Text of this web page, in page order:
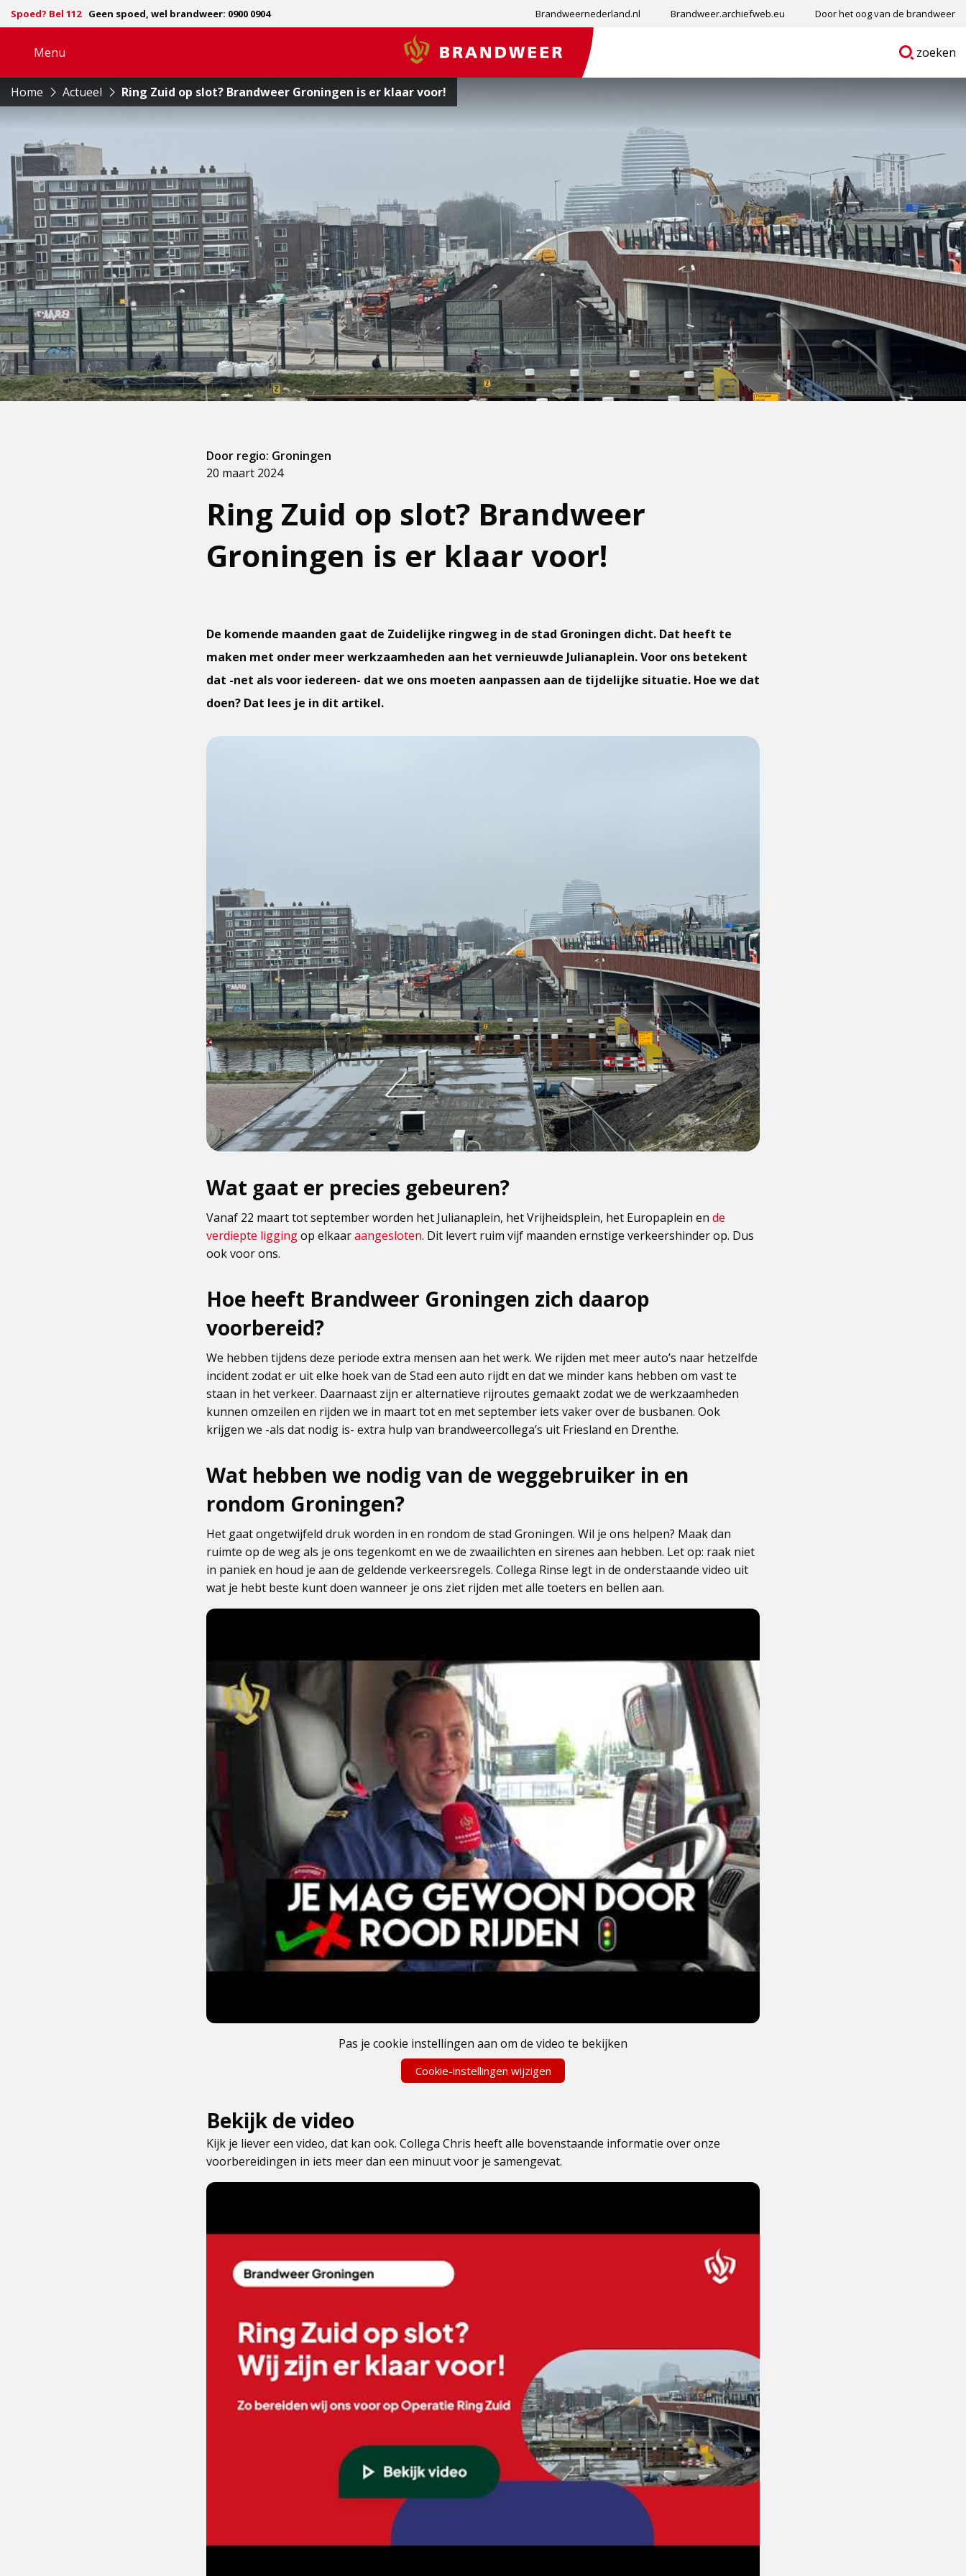
Spoed? Bel 112 Geen spoed, wel brandweer: 0900 0904 Brandweernederland.nl Brandweer.archiefweb.eu Door het oog van de brandweer
Menu
navigatie
Brandweer
Ga
zoeken
Home Actueel Ring Zuid op slot? Brandweer Groningen is er klaar voor!
Ring Zuid op slot? Brandweer
Groningen is er klaar voor!
20 maart 2024
Door regio: Groningen
De komende maanden gaat de Zuidelijke ringweg in de stad Groningen dicht. Dat heeft te
maken met onder meer werkzaamheden aan het vernieuwde Julianaplein. Voor ons betekent
dat -net als voor iedereen- dat we ons moeten aanpassen aan de tijdelijke situatie. Hoe we dat
doen? Dat lees je in dit artikel.
Wat gaat er precies gebeuren?
Vanaf 22 maart tot september worden het Julianaplein, het Vrijheidsplein, het Europaplein en de
verdiepte liggingop elkaaraangesloten. Dit levert ruim vijf maanden ernstige verkeershinder op. Dus
ook voor ons.
Hoe heeft Brandweer Groningen zich daarop
voorbereid?
We hebben tijdens deze periode extra mensen aan het werk. We rijden met meer auto’s naar hetzelfde
incident zodat er uit elke hoek van de Stad een auto rijdt en dat we minder kans hebben om vast te
staan in het verkeer. Daarnaast zijn er alternatieve rijroutes gemaakt zodat we de werkzaamheden
kunnen omzeilen en rijden we in maart tot en met september iets vaker over de busbanen. Ook
krijgen we -als dat nodig is- extra hulp van brandweercollega’s uit Friesland en Drenthe.
Wat hebben we nodig van de weggebruiker in en
rondom Groningen?
Het gaat ongetwijfeld druk worden in en rondom de stad Groningen. Wil je ons helpen? Maak dan
ruimte op de weg als je ons tegenkomt en we de zwaailichten en sirenes aan hebben. Let op: raak niet
in paniek en houd je aan de geldende verkeersregels. Collega Rinse legt in de onderstaande video uit
wat je hebt beste kunt doen wanneer je ons ziet rijden met alle toeters en bellen aan.
Pas je cookie instellingen aan om de video te bekijken
Cookie-instellingen wijzigen
Bekijk de video
Kijk je liever een video, dat kan ook. Collega Chris heeft alle bovenstaande informatie over onze
voorbereidingen in iets meer dan een minuut voor je samengevat.